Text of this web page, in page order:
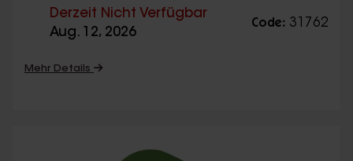
Derzeit Nicht Verfügbar
Aug. 12, 2026
Code: 31762
Mehr Details